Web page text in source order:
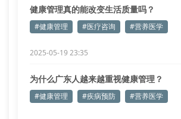
健康管理真的能改变生活质量吗？
#健康管理 #医疗咨询 #营养医学
2025-05-19 23:35
为什么广东人越来越重视健康管理？
#健康管理 #疾病预防 #营养医学